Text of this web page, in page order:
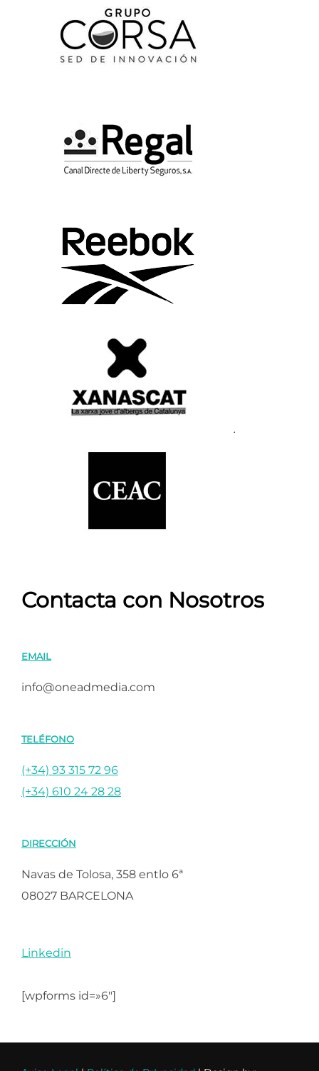
Contacta con Nosotros
EMAIL
info@oneadmedia.com
TELÉFONO
(+34) 93 315 72 96
(+34) 610 24 28 28
DIRECCIÓN
Navas de Tolosa, 358 entlo 6ª
08027 BARCELONA
Linkedin
[wpforms id=»6″]